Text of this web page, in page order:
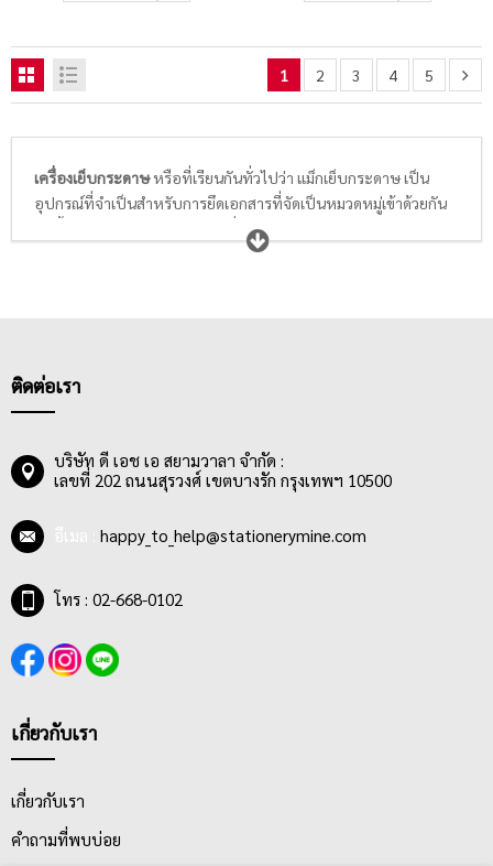
1 2 3 4 5
เครื่องเย็บกระดาษหรือที่เรียนกันทั่วไปว่า แม็กเย็บกระดาษ เป็น
อุปกรณ์ที่จำเป็นสำหรับการยึดเอกสารที่จัดเป็นหมวดหมู่เข้าด้วยกัน
อีกทั้งยังสามารถจัดแยกเอกสารที่เป็นเอกสารกองหนาให้เป็นกลุ่มๆ
และนำมาเข้าเล่มโดยผ่านการเย็บจากเครื่องเย็บ เพื่อความเรียบร้อย
การเลือกซื้อเครื่องเย็บที่ดีนั้นควรเลือกตัวเครื่องเย็บมี่ทำจากวัสดุแข็ง
งาน
วัสดุของเครื่องเย็บ ประกอบด้วย 2 ส่วนหลักๆ ได้แก่
1.ตัวเครื่อง ผลิตจากเหล็กหุ้มพลาสติกคุณภาพดี แข็งแรง ทนทาน มี
การออกแบบที่วางนิ้วเป็นลักษณะร่องบุ๋ม บริเวณปลายด้ามเพื่อการ
2.ที่ถอนลวดเย็บ จะอยู่ด้านท้ายของเครื่องเย็บ มีเพื่ออำนวยความ
ช้ำ เป็นรอยยับหรือเสียหาย
ติดต่อเรา
บริษัท ดี เอช เอ สยามวาลา จำกัด :
เลขที่ 202 ถนนสุรวงศ์ เขตบางรัก กรุงเทพฯ 10500
happy_to_help@stationerymine.com
โทร : 02-668-0102
เกี่ยวกับเรา
เกี่ยวกับเรา
คำถามที่พบบ่อย